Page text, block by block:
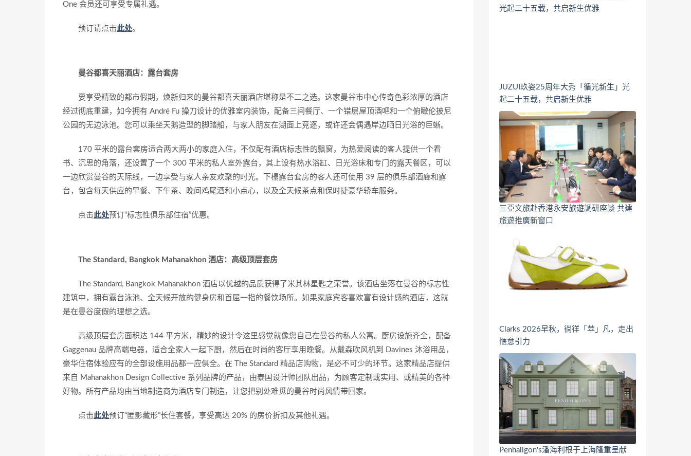
One 会员还可享受专属礼遇。
预订请点击此处。
曼谷都喜天丽酒店：露台套房
要享受精致的都市假期，焕新归来的曼谷都喜天丽酒店堪称是不二之选。这家曼谷市中心传奇色彩浓厚的酒店
经过彻底重建，如今拥有 André Fu 操刀设计的优雅室内装饰，配备三间餐厅、一个错层屋顶酒吧和一个俯瞰伦披尼
公园的无边泳池。您可以乘坐天鹅造型的脚踏船，与家人朋友在湖面上竞逐，或许还会偶遇岸边晒日光浴的巨蜥。
170 平米的露台套房适合两大两小的家庭入住，不仅配有酒店标志性的飘窗，为热爱阅读的客人提供一个看
书、沉思的角落，还设置了一个 300 平米的私人室外露台，其上设有热水浴缸、日光浴床和专门的露天餐区，可以
一边欣赏曼谷的天际线，一边享受与家人亲友欢聚的时光。下榻露台套房的客人还可使用 39 层的俱乐部酒廊和露
台，包含每天供应的早餐、下午茶、晚间鸡尾酒和小点心，以及全天候茶点和保时捷豪华轿车服务。
点击此处预订“标志性俱乐部住宿”优惠。
The Standard, Bangkok Mahanakhon 酒店：高级顶层套房
The Standard, Bangkok Mahanakhon 酒店以优越的品质获得了米其林星匙之荣誉。该酒店坐落在曼谷的标志性
建筑中，拥有露台泳池、全天候开放的健身房和首屈一指的餐饮场所。如果家庭宾客喜欢富有设计感的酒店，这就
是在曼谷度假的理想之选。
高级顶层套房面积达 144 平方米，精妙的设计令这里感觉就像您自己在曼谷的私人公寓。厨房设施齐全，配备
Gaggenau 品牌高端电器，适合全家人一起下厨，然后在时尚的客厅享用晚餐。从戴森吹风机到 Davines 沐浴用品，
豪华住宿体验应有的全部设施用品都一应俱全。在 The Standard 精品店购物，是必不可少的环节。这家精品店提供
来自 Mahanakhon Design Collective 系列品牌的产品，由泰国设计师团队出品，为顾客定制或实用、或精美的各种
好物。所有产品均由当地制造商为酒店专门制造，让您把别处难觅的曼谷时尚风情带回家。
点击此处预订“匿影藏形”长住套餐，享受高达 20% 的房价折扣及其他礼遇。
JUZUI玖姿25周年大秀「循光新生」光
起二十五载，共启新生优雅
三亞文旅赴香港永安旅遊調研座談 共建
旅遊推廣新窗口
Clarks 2026早秋，徜徉「苹」凡，走出
惬意引力
Penhaligon's潘海利根于上海隆重呈献